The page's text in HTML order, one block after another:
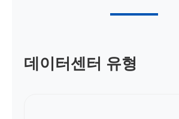
데이터센터 유형